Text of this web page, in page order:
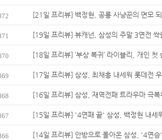
[21일 프리뷰] 백정현, 공룡 사냥꾼의 면모
[19일 프리뷰] 뷰캐넌, 삼성의 주말 3연전 싹
[18일 프리뷰] ‘부상 복귀’ 라이블리, 개인 첫
[17일 프리뷰] 삼성, 최채흥 내세워 롯데전
[16일 프리뷰] 삼성, 재역전패 트라우마 극
[15일 프리뷰] '4연패 끝' 삼성, 백정현 내세
[14일 프리뷰] 안방으로 돌아온 삼성, '4연